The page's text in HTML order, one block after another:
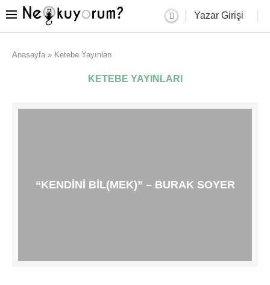
Yazar Girişi
Anasayfa » Ketebe Yayınları
KETEBE YAYINLARI
“KENDINI BIL(MEK)” – BURAK SOYER